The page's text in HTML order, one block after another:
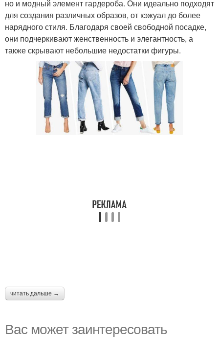
но и модный элемент гардероба. Они идеально подходят
для создания различных образов, от кэжуал до более
нарядного стиля. Благодаря своей свободной посадке,
они подчеркивают женственность и элегантность, а
также скрывают небольшие недостатки фигуры.
читать дальше →
Вас может заинтересовать